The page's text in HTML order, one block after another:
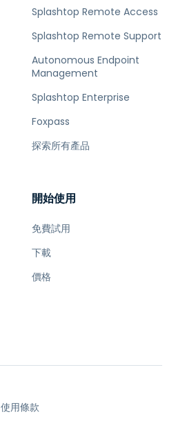
Splashtop Remote Access
Splashtop Remote Support
Autonomous Endpoint
Management
Splashtop Enterprise
Foxpass
探索所有產品
開始使用
免費試用
下載
價格
使用條款